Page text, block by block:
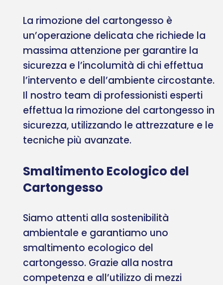
La rimozione del cartongesso è
un’operazione delicata che richiede la
massima attenzione per garantire la
sicurezza e l’incolumità di chi effettua
l’intervento e dell’ambiente circostante.
Il nostro team di professionisti esperti
effettua la rimozione del cartongesso in
sicurezza, utilizzando le attrezzature e le
tecniche più avanzate.
Smaltimento Ecologico del
Cartongesso
Siamo attenti alla sostenibilità
ambientale e garantiamo uno
smaltimento ecologico del
cartongesso. Grazie alla nostra
competenza e all’utilizzo di mezzi